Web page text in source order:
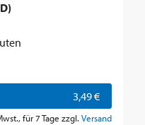
3,49 €
für 7 Tage zzgl. Versand